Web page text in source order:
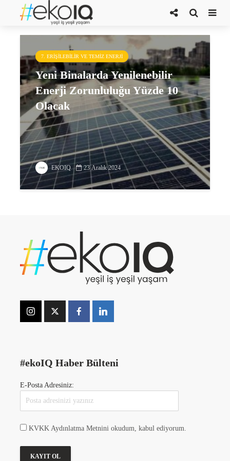
Binalarda
7. ERIŞILEBILIR VE TEMIZ ENERJI
Yeni Binalarda Yenilenebilir
Enerji Zorunluluğu Yüzde 10
Olacak
EKOIQ 23 Aralık 2024
#ekoIQ Haber Bülteni
E-Posta Adresiniz:
KVKK Aydınlatma Metnini okudum, kabul ediyorum.